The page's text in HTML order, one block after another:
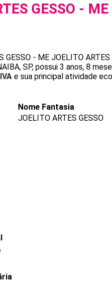
GESSO - ME
GESSO - ME JOELITO ARTES
SP, possui 3 anos, 8
e sua principal atividade
Nome Fantasia
JOELITO ARTES GESSO